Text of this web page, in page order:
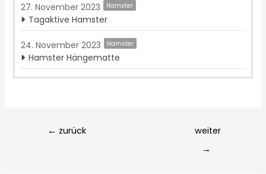
27. November 2023 Hamster
Tagaktive Hamster
24. November 2023 Hamster
Hamster Hängematte
← zurück
weiter
→